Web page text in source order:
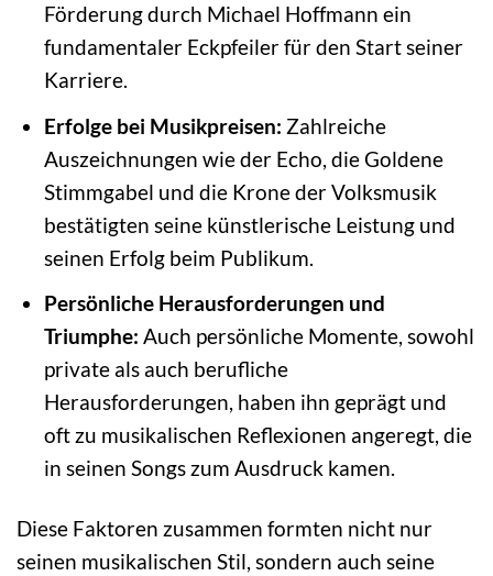
Förderung durch Michael Hoffmann ein
fundamentaler Eckpfeiler für den Start seiner
Karriere.
Erfolge bei Musikpreisen: Zahlreiche
Auszeichnungen wie der Echo, die Goldene
Stimmgabel und die Krone der Volksmusik
bestätigten seine künstlerische Leistung und
seinen Erfolg beim Publikum.
Persönliche Herausforderungen und
Triumphe: Auch persönliche Momente, sowohl
private als auch berufliche
Herausforderungen, haben ihn geprägt und
oft zu musikalischen Reflexionen angeregt, die
in seinen Songs zum Ausdruck kamen.
Diese Faktoren zusammen formten nicht nur
seinen musikalischen Stil, sondern auch seine